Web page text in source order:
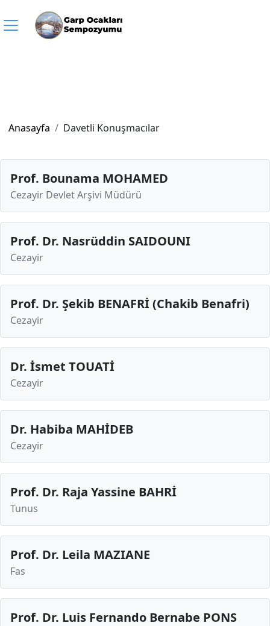
Anasayfa Davetli Konuşmacılar
Prof. Bounama MOHAMED
Cezayir Devlet Arşivi Müdürü
Prof. Dr. Nasrüddin SAIDOUNI
Cezayir
Prof. Dr. Şekib BENAFRİ (Chakib Benafri)
Cezayir
Dr. İsmet TOUATİ
Cezayir
Dr. Habiba MAHİDEB
Cezayir
Prof. Dr. Raja Yassine BAHRİ
Tunus
Prof. Dr. Leila MAZIANE
Fas
Prof. Dr. Luis Fernando Bernabe PONS